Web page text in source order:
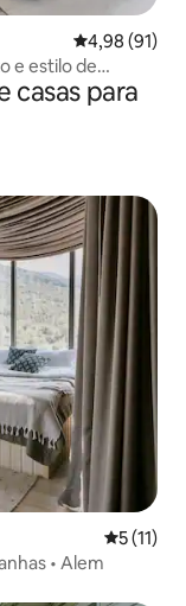
4,98 de uma
4,98 (91)
e estilo de
casas para
5 de uma
5 (11)
• Alem